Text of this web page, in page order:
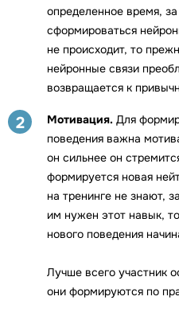
определенное время,
сформироваться
не происходит, то
нейронные связи
возвращается к
2 Мотивация. Для
поведения важна
он сильнее он
формируется новая
на тренинге не знают,
им нужен этот навык,
нового поведения
Лучше всего участник
они формируются по